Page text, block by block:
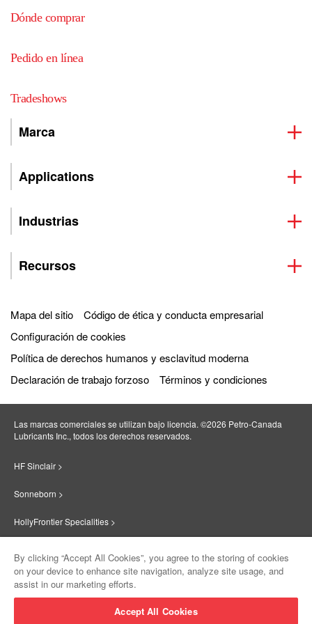
buen soporte y mantenimiento durante todo el
podía hacer todo eso por nosotros".
Dónde comprar
Pedido en línea
Tradeshows
Marca
Applications
Industrias
Recursos
Mapa del sitio
Código de ética y conducta empresarial
Configuración de cookies
Política de derechos humanos y esclavitud moderna
Declaración de trabajo forzoso
Términos y condiciones
Las marcas comerciales se utilizan bajo licencia. ©2026 Petro‐Canada
Lubricants Inc., todos los derechos reservados.
HF Sinclair >
Sonneborn >
HollyFrontier Specialities >
Suniso >
By clicking “Accept All Cookies”, you agree to the storing of cookies
on your device to enhance site navigation, analyze site usage, and
assist in our marketing efforts.
Accept All Cookies